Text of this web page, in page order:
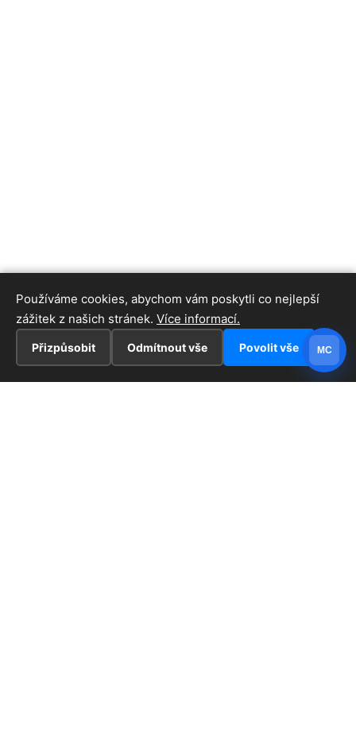
Používáme cookies, abychom vám poskytli co nejlepší
zážitek z našich stránek. Více informací.
Přizpůsobit Odmítnout vše Povolit vše MC